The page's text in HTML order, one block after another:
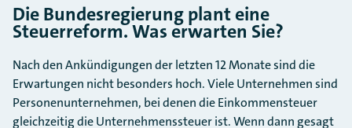
Die Bundesregierung plant eine
Steuerreform. Was erwarten Sie?
Nach den Ankündigungen der letzten 12 Monate sind die
Erwartungen nicht besonders hoch. Viele Unternehmen sind
Personenunternehmen, bei denen die Einkommensteuer
gleichzeitig die Unternehmenssteuer ist. Wenn dann gesagt